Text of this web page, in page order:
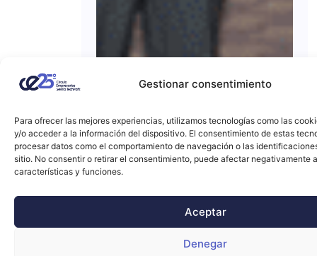
Gestionar consentimiento
Para ofrecer las mejores experiencias, utilizamos tecnologías como las
y/o acceder a la información del dispositivo. El consentimiento de estas
procesar datos como el comportamiento de navegación o las
sitio. No consentir o retirar el consentimiento, puede afectar negativamente
características y funciones.
Aceptar
Denegar